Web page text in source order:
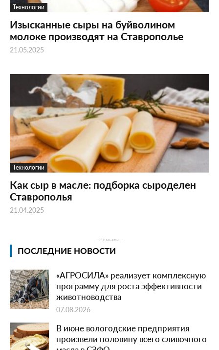
Технологии
Изысканные сыры на буйволином
молоке производят на Ставрополье
21.05.2025
Технологии
Как сыр в масле: подборка сыроделен
Ставрополья
21.04.2025
- Реклама -
ПОСЛЕДНИЕ НОВОСТИ
«АГРОСИЛА» реализует комплексную
программу для роста эффективности
животноводства
07.08.2026
В июне вологодские предприятия
произвели половину всего сливочного